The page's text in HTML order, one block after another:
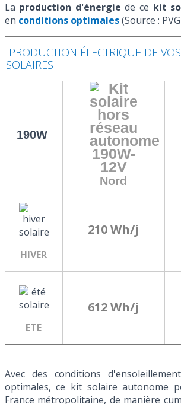
La production d'énergiede ce kit
en conditions optimales (Source :
PRODUCTION ÉLECTRIQUE DE
SOLAIRES
190W
Nord
HIVER
210 Wh/j
ETE
612 Wh/j
Avec des conditions
optimales, ce kit solaire autonome
France métropolitaine, de manière